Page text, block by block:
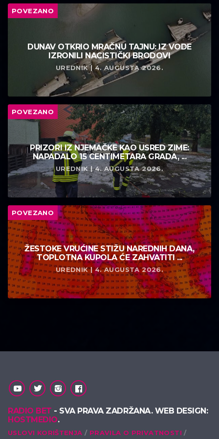
POVEZANO
DUNAV OTKRIO MRAČNU TAJNU: IZ VODE
IZRONILI NACISTIČKI BRODOVI
UREDNIK | 4. AUGUSTA 2026.
POVEZANO
PRIZORI IZ NJEMAČKE KAO USRED ZIME:
NAPADALO 15 CENTIMETARA GRADA, ...
UREDNIK | 4. AUGUSTA 2026.
POVEZANO
ŽESTOKE VRUĆINE STIŽU NAREDNIH DANA,
TOPLOTNA KUPOLA ĆE ZAHVATITI ...
UREDNIK | 4. AUGUSTA 2026.
RADIO BET - SVA PRAVA ZADRŽANA. WEB DESIGN:
HOSTMEDIO.
USLOVI KORIŠTENJA
PRAVILA O PRIVATNOSTI